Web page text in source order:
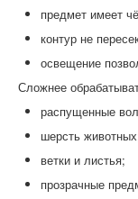
предмет имеет
контур не
освещение
Сложнее
распущенные
шерсть
ветки и листья;
прозрачные